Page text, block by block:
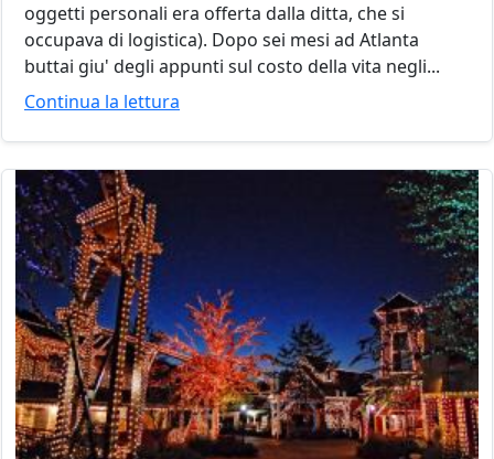
oggetti personali era offerta dalla ditta, che si
occupava di logistica). Dopo sei mesi ad Atlanta
buttai giu' degli appunti sul costo della vita negli...
Continua la lettura